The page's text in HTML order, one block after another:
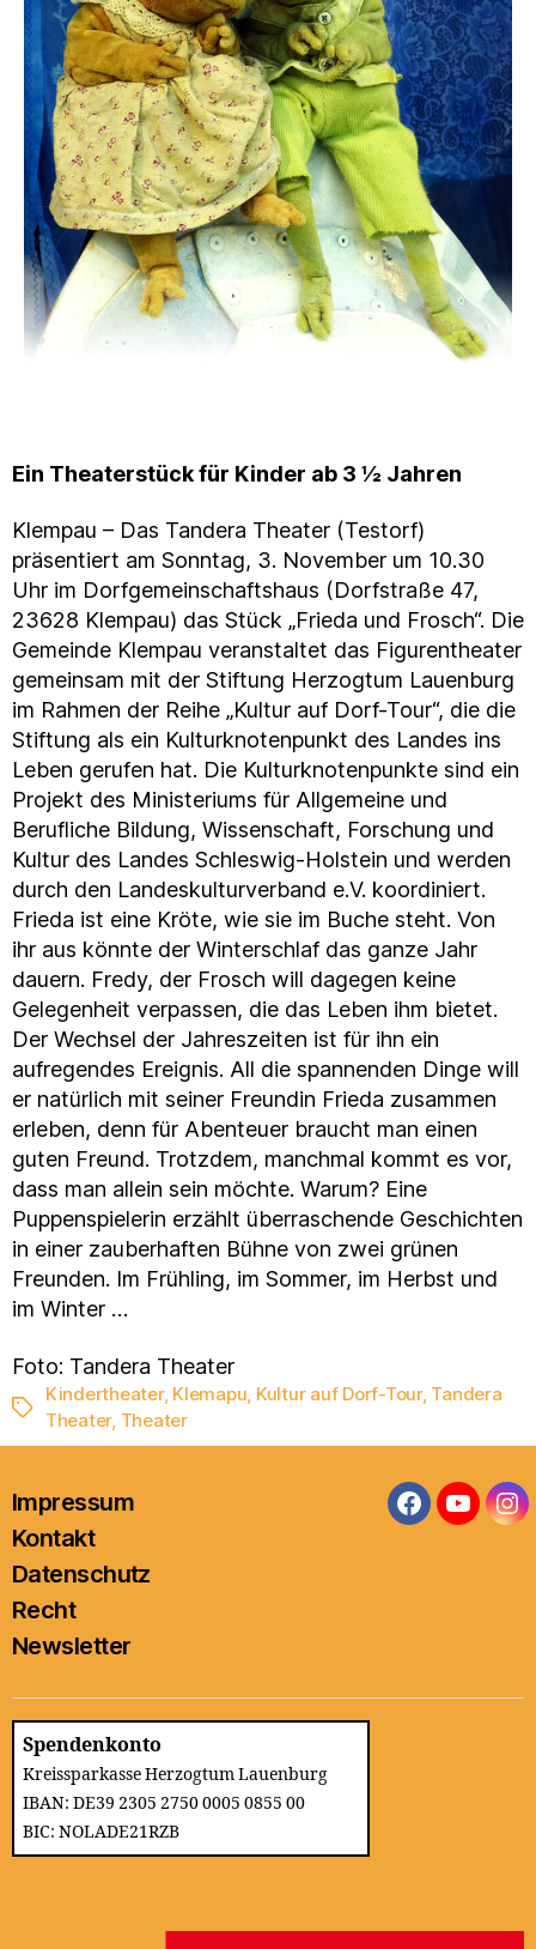
Ein Thea­ter­stück für Kinder ab 3 ½ Jahren
Klempau – Das Tandera Theater (Testorf)
präsentiert am Sonntag, 3. November um 10.30
Uhr im Dorfgemeinschaftshaus (Dorfstraße 47,
23628 Klempau) das Stück „Frieda und Frosch“. Die
Gemeinde Klempau veranstaltet das Figurentheater
gemeinsam mit der Stiftung Herzogtum Lauenburg
im Rahmen der Reihe „Kultur auf Dorf-Tour“, die die
Stiftung als ein Kulturknotenpunkt des Landes ins
Leben gerufen hat. Die Kulturknotenpunkte sind ein
Projekt des Ministeriums für Allgemeine und
Berufliche Bildung, Wissenschaft, Forschung und
Kultur des Landes Schleswig-Holstein und werden
durch den Landeskulturverband e.V. koordiniert.
Frieda ist eine Kröte, wie sie im Buche steht. Von
ihr aus könnte der Winterschlaf das ganze Jahr
dauern. Fredy, der Frosch will dagegen keine
Gelegenheit verpassen, die das Leben ihm bietet.
Der Wechsel der Jahreszeiten ist für ihn ein
aufregendes Ereignis. All die spannenden Dinge will
er natürlich mit seiner Freundin Frieda zusammen
erleben, denn für Abenteuer braucht man einen
guten Freund. Trotzdem, manchmal kommt es vor,
dass man allein sein möchte. Warum? Eine
Puppenspielerin erzählt überraschende Geschichten
in einer zauberhaften Bühne von zwei grünen
Freunden. Im Frühling, im Sommer, im Herbst und
im Winter …
Foto: Tandera Theater
Schlagwörter
Kindertheater, Klemapu, Kultur auf Dorf-Tour, Tandera
Theater, Theater
Impressum
Kontakt
Datenschutz
Recht
Newsletter
Facebook
Spendenkonto
Kreissparkasse Herzogtum Lauenburg
IBAN: DE39 2305 2750 0005 0855 00
BIC: NOLADE21RZB